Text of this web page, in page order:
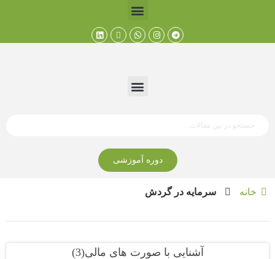
دوره آموزشی
خانه سرمایه در گردش
آشنایی با صورت های مالی(3)